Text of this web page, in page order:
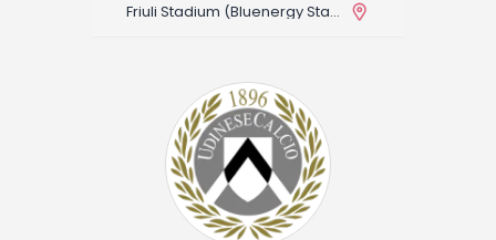
I consigli di Giulia
Friuli Stadium (Bluenergy Stadium)